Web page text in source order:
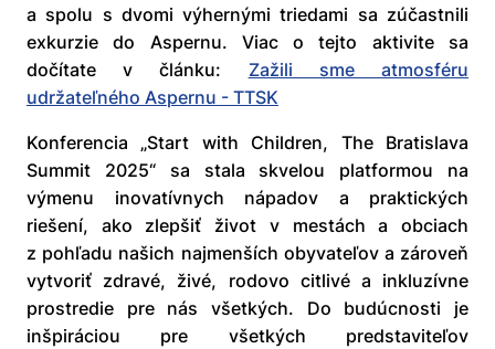
a spolu s dvomi výhernými triedami sa zúčastnili
exkurzie do Aspernu. Viac o tejto aktivite sa
dočítate v článku: Zažili sme atmosféru
udržateľného Aspernu - TTSK
Konferencia „Start with Children, The Bratislava
Summit 2025“ sa stala skvelou platformou na
výmenu inovatívnych nápadov a praktických
riešení, ako zlepšiť život v mestách a obciach
z pohľadu našich najmenších obyvateľov a zároveň
vytvoriť zdravé, živé, rodovo citlivé a inkluzívne
prostredie pre nás všetkých. Do budúcnosti je
inšpiráciou pre všetkých predstaviteľov